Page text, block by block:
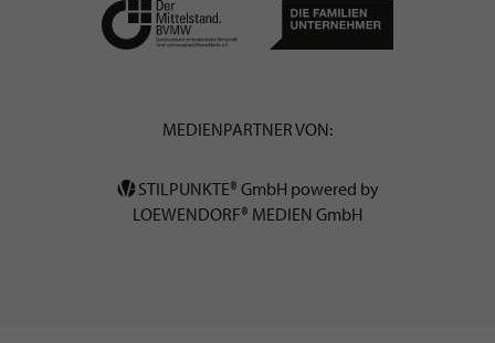
MEDIENPARTNER VON:
STILPUNKTE® GmbH powered by
LOEWENDORF® MEDIEN GmbH